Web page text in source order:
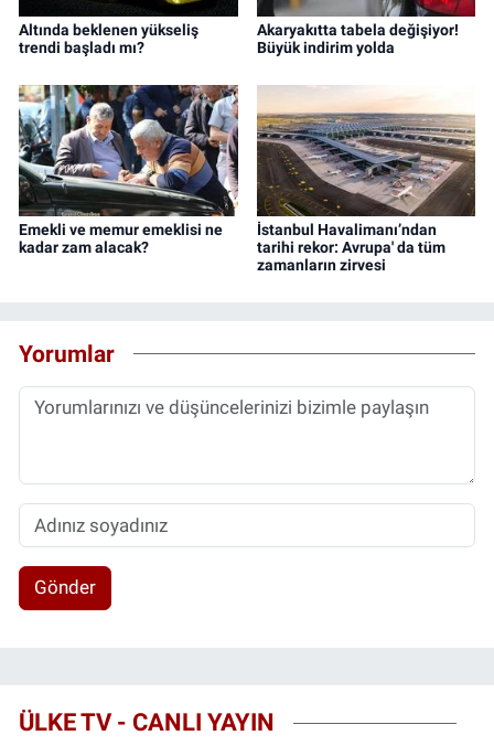
Altında beklenen yükseliş
trendi başladı mı?
Akaryakıtta tabela değişiyor!
Büyük indirim yolda
Emekli ve memur emeklisi ne
kadar zam alacak?
İstanbul Havalimanı’ndan
tarihi rekor: Avrupa' da tüm
zamanların zirvesi
Yorumlar
Gönder
ÜLKE TV - CANLI YAYIN